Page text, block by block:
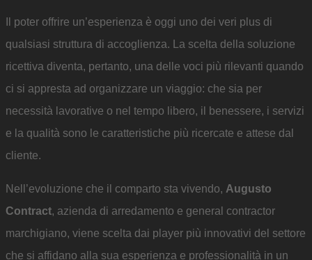
Il poter offrire un’esperienza è oggi uno dei veri plus di
qualsiasi struttura di accoglienza. La scelta della soluzione
ricettiva diventa, pertanto, una delle voci più rilevanti quando
ci si appresta ad organizzare un viaggio: che sia per
necessità lavorative o nel tempo libero, il benessere, i servizi
e la qualità sono le caratteristiche più ricercate e attese dal
cliente.
Nell’evoluzione che il comparto sta vivendo, Augusto
Contract, azienda di arredamento e general contractor
marchigiano, viene scelta dai player più innovativi del settore
che si affidano alla sua esperienza e professionalità in un